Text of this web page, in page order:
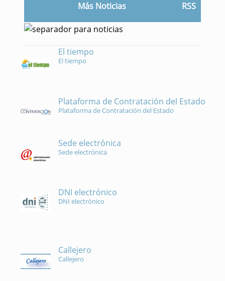
Más Noticias RSS
El tiempo
El tiempo
Plataforma de Contratación del Estado
Plataforma de Contratación del Estado
Sede electrónica
Sede electrónica
DNI electrónico
DNI electrónico
Callejero
Callejero